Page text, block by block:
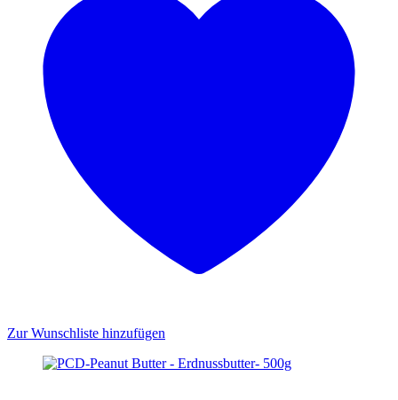
Zur Wunschliste hinzufügen